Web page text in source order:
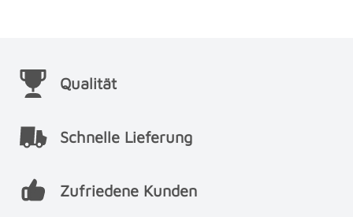
Qualität
Schnelle Lieferung
Zufriedene Kunden